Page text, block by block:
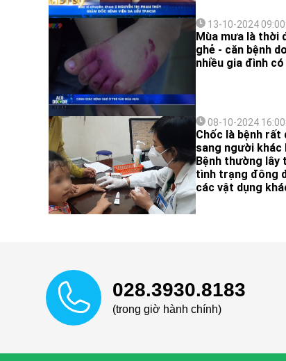
13-10-2024
Mùa mưa là thời
ghẻ - căn bệnh
nhiều gia đình
08-10-2024
Chốc là bệnh rất
sang người
Bệnh thường lây
tình trạng đông
các vật dụng
028.3930.8183
(trong giờ hành chính)